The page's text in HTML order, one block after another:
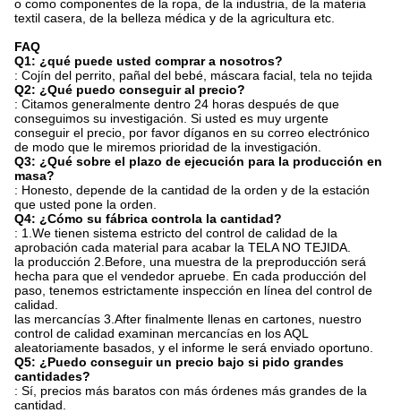
o como componentes de la ropa, de la industria, de la materia
textil casera, de la belleza médica y de la agricultura etc.
FAQ
Q1: ¿qué puede usted comprar a nosotros?
: Cojín del perrito, pañal del bebé, máscara facial, tela no tejida
Q2: ¿Qué puedo conseguir al precio?
: Citamos generalmente dentro 24 horas después de que
conseguimos su investigación. Si usted es muy urgente
conseguir el precio, por favor díganos en su correo electrónico
de modo que le miremos prioridad de la investigación.
Q3: ¿Qué sobre el plazo de ejecución para la producción en
masa?
: Honesto, depende de la cantidad de la orden y de la estación
que usted pone la orden.
Q4: ¿Cómo su fábrica controla la cantidad?
: 1.We tienen sistema estricto del control de calidad de la
aprobación cada material para acabar la TELA NO TEJIDA.
la producción 2.Before, una muestra de la preproducción será
hecha para que el vendedor apruebe. En cada producción del
paso, tenemos estrictamente inspección en línea del control de
calidad.
las mercancías 3.After finalmente llenas en cartones, nuestro
control de calidad examinan mercancías en los AQL
aleatoriamente basados, y el informe le será enviado oportuno.
Q5: ¿Puedo conseguir un precio bajo si pido grandes
cantidades?
: Sí, precios más baratos con más órdenes más grandes de la
cantidad.